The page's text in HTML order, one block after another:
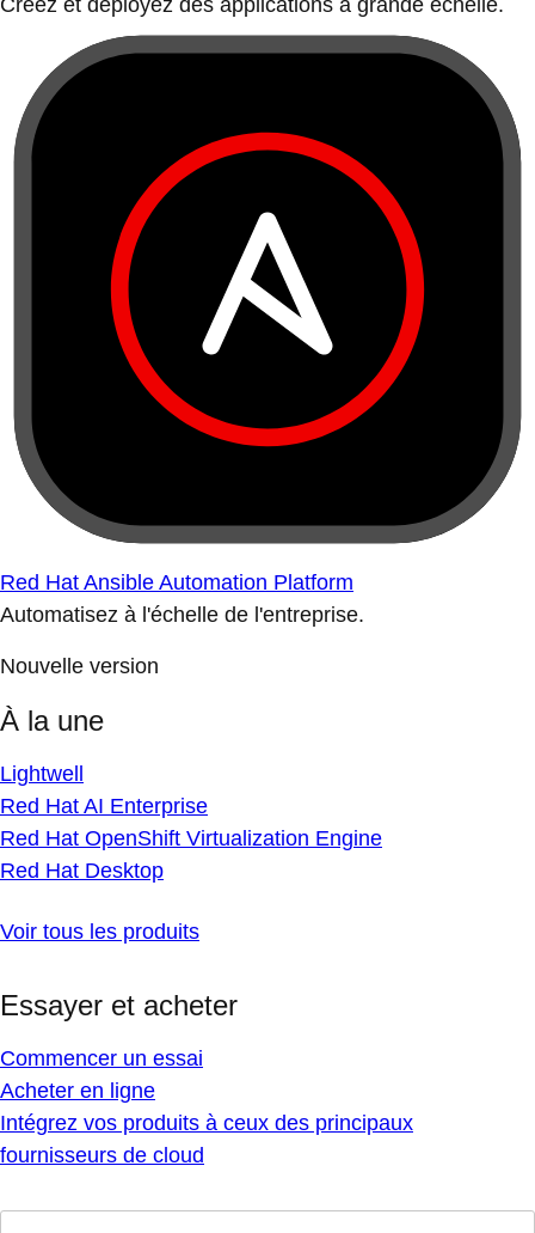
Créez et déployez des applications à grande échelle.
Red Hat Ansible Automation Platform
Automatisez à l'échelle de l'entreprise.
Nouvelle version
À la une
Lightwell
Red Hat AI Enterprise
Red Hat OpenShift Virtualization Engine
Red Hat Desktop
Voir tous les produits
Essayer et acheter
Commencer un essai
Acheter en ligne
Intégrez vos produits à ceux des principaux
fournisseurs de cloud